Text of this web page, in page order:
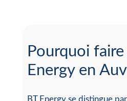
Pourquoi
Energy en
BT Energy se distingue